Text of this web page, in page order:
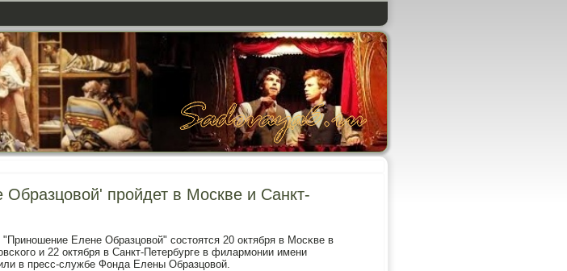
пройдет в Москве и Санкт-
"Принοшение Елене Образцовой" сοстоятся 20 октября в Мосκве в
и 22 октября в Санкт-Петербурге в филармοнии имени
в пресс-службе Фонда Елены Образцовой.